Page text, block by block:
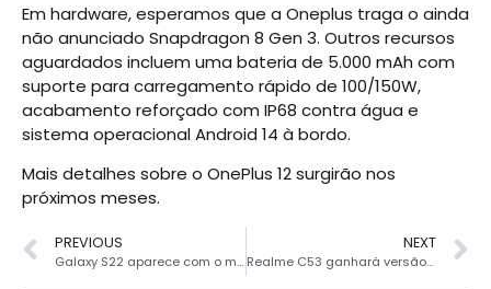
Em hardware, esperamos que a Oneplus traga o ainda
não anunciado Snapdragon 8 Gen 3. Outros recursos
aguardados incluem uma bateria de 5.000 mAh com
suporte para carregamento rápido de 100/150W,
acabamento reforçado com IP68 contra água e
sistema operacional Android 14 à bordo.
Mais detalhes sobre o OnePlus 12 surgirão nos
próximos meses.
PREVIOUS
Galaxy S22 aparece com o melhor preço histórico parcelado
NEXT
Realme C53 ganhará versão turbinada com câmera de 108MP